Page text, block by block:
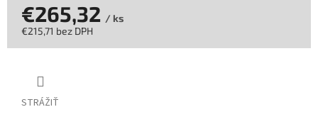
STRÁŽIŤ
€265,32 / ks
€215,71 bez DPH